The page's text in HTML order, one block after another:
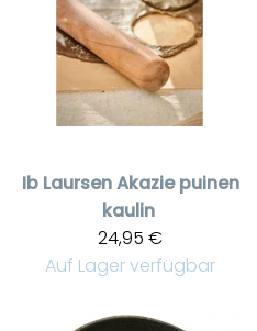
Ib LaursenAkazie puinen
kaulin
24,95 €
Auf Lager verfügbar